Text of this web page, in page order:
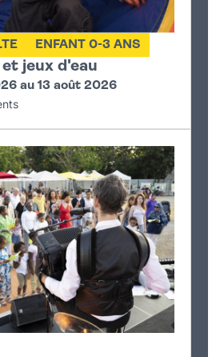
jeux d'eau
ENFANT 0-3 ANS
au 13 août 2026